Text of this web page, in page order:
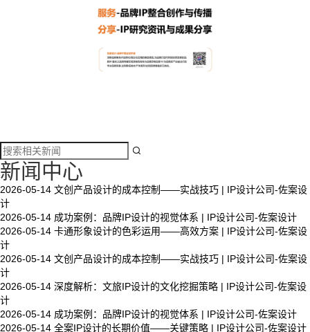

新闻中心
2026-05-14 文创产品设计的成本控制——实战技巧 | IP设计公司-佐案设
计
2026-05-14 成功案例：品牌IP设计的视觉体系 | IP设计公司-佐案设计
2026-05-14 卡通形象设计的色彩运用——高效方案 | IP设计公司-佐案设
计
2026-05-14 文创产品设计的成本控制——实战技巧 | IP设计公司-佐案设
计
2026-05-14 深度解析：文旅IP设计的文化挖掘策略 | IP设计公司-佐案设
计
2026-05-14 成功案例：品牌IP设计的视觉体系 | IP设计公司-佐案设计
2026-05-14 全案IP设计的长期价值——关键策略 | IP设计公司-佐案设计